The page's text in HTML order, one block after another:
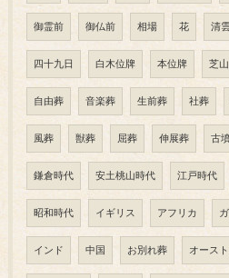
御霊前 御仏前 相場 花 清
四十九日 白木位牌 本位牌 芝山
自由葬 音楽葬 生前葬 社葬
風葬 獣葬 屈葬 伸展葬 古
鎌倉時代 安土桃山時代 江戸時代
昭和時代 イギリス アフリカ
インド 中国 お別れ葬 オース